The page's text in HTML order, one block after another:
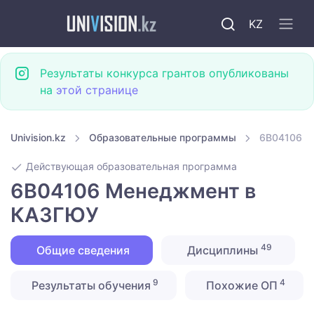
KZ
Результаты конкурса грантов опубликованы
на этой странице
Univision.kz Образовательные программы 6B04106
Действующая образовательная программа
6B04106 Менеджмент в
КАЗГЮУ
Общие сведения Дисциплины 49
Результаты обучения 9 Похожие ОП 4